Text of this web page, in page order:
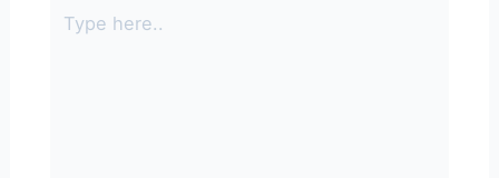
here..